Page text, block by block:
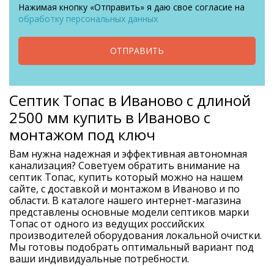
Нажимая кнопку «Отправить» я даю свое согласие на
обработку персональных данных
ОТПРАВИТЬ
Септик Топас в Иваново с длиной
2500 мм купить в Иваново с
монтажом под ключ
Вам нужна надежная и эффективная автономная
канализация? Советуем обратить внимание на
септик Топас, купить который можно на нашем
сайте, с доставкой и монтажом в Иваново и по
области. В каталоге нашего интернет-магазина
представлены основные модели септиков марки
Топас от одного из ведущих российских
производителей оборудования локальной очистки.
Мы готовы подобрать оптимальный вариант под
ваши индивидуальные потребности.